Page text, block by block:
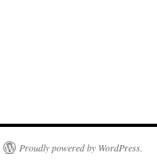
Proudly powered by WordPress.